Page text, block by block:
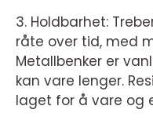
3. Holdbarhet:
råte over tid, med
Metallbenker er
kan vare lenger.
laget for å vare og